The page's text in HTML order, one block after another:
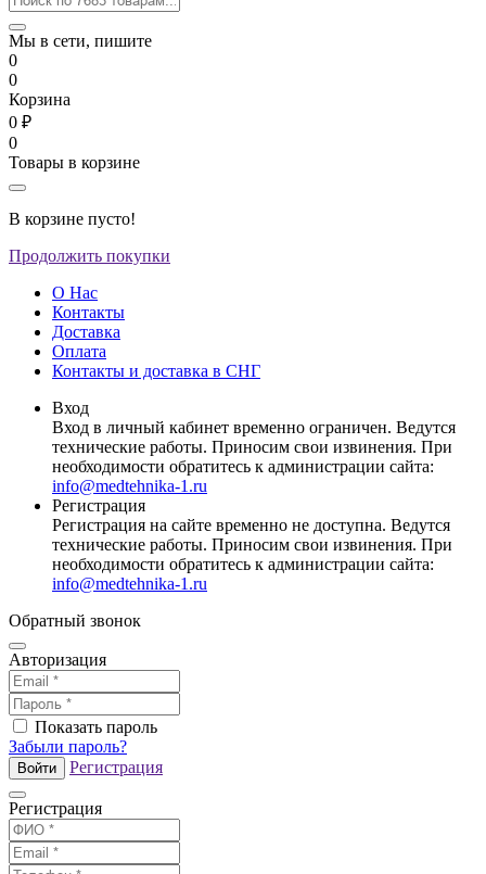
Мы в сети, пишите
0
0
Корзина
0 ₽
0
Товары в корзине
В корзине пусто!
Продолжить покупки
О Нас
Контакты
Доставка
Оплата
Контакты и доставка в СНГ
Вход
Вход в личный кабинет временно ограничен. Ведутся
технические работы. Приносим свои извинения. При
необходимости обратитесь к администрации сайта:
info@medtehnika-1.ru
Регистрация
Регистрация на сайте временно не доступна. Ведутся
технические работы. Приносим свои извинения. При
необходимости обратитесь к администрации сайта:
info@medtehnika-1.ru
Обратный звонок
Авторизация
Показать пароль
Забыли пароль?
Войти Регистрация
Регистрация